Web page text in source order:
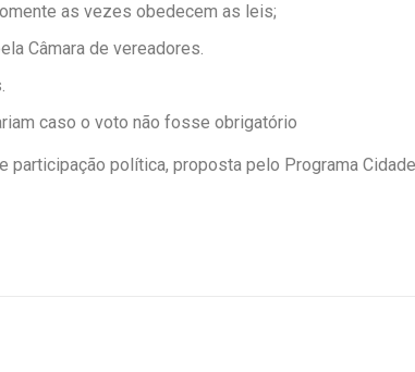
as vezes obedecem as leis;
Câmara de vereadores.
caso o voto não fosse obrigatório
participação política, proposta pelo Programa